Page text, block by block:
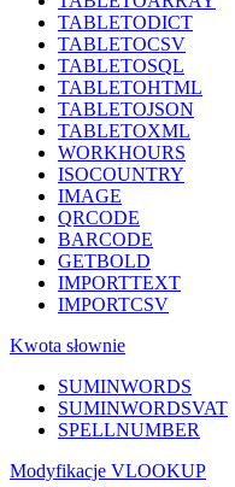
TABLETODICT
TABLETOCSV
TABLETOSQL
TABLETOHTML
TABLETOJSON
TABLETOXML
WORKHOURS
ISOCOUNTRY
IMAGE
QRCODE
BARCODE
GETBOLD
IMPORTTEXT
IMPORTCSV
Kwota słownie
SUMINWORDS
SUMINWORDSVAT
SPELLNUMBER
Modyfikacje VLOOKUP